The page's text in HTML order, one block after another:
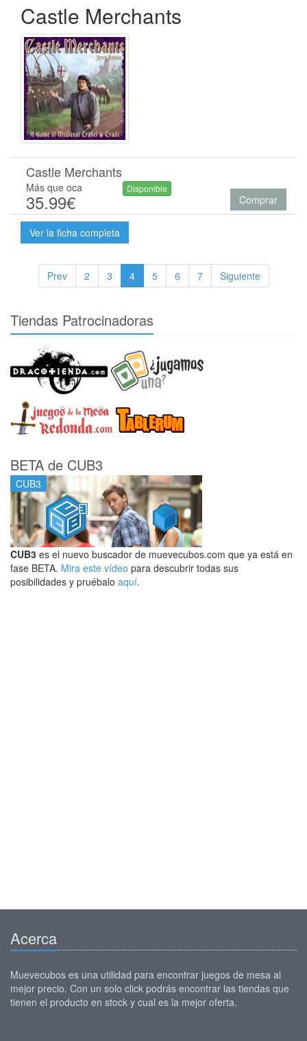
Castle Merchants
Castle Merchants
Más que oca
35.99€
Disponible
Comprar
Ver la ficha completa
Prev 2 3 4 5 6 7 Siguiente
Tiendas Patrocinadoras
BETA de CUB3
CUB3
CUB3 es el nuevo buscador de muevecubos.com que ya está en
fase BETA. Mira este vídeo para descubrir todas sus
posibilidades y pruébalo aquí.
Acerca
Muevecubos es una utilidad para encontrar juegos de mesa al
mejor precio. Con un solo click podrás encontrar las tiendas que
tienen el producto en stock y cual es la mejor oferta.